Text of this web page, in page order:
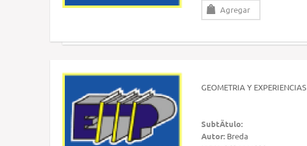
Agregar
GEOMETRIA Y EXPERIENCIAS
SubtÃ­tulo:
Autor: Breda